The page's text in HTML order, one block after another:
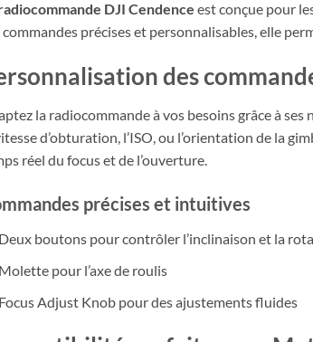
DJI Cendence est conçue pour
commandes précises et personnalisables, elle
des
la radiocommande à vos besoins grâce à ses
d’obturation, l’ISO, ou l’orientation de la
réel du focus et de l’ouverture.
précises et intuitives
Deux boutons pour contrôler l’inclinaison et la
Molette pour l’axe de roulis
Focus Adjust Knob pour des ajustements fluides